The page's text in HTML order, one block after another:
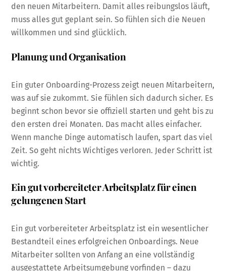
den neuen Mitarbeitern. Damit alles reibungslos läuft,
muss alles gut geplant sein. So fühlen sich die Neuen
willkommen und sind glücklich.
Planung und Organisation
Ein guter Onboarding-Prozess zeigt neuen Mitarbeitern,
was auf sie zukommt. Sie fühlen sich dadurch sicher. Es
beginnt schon bevor sie offiziell starten und geht bis zu
den ersten drei Monaten. Das macht alles einfacher.
Wenn manche Dinge automatisch laufen, spart das viel
Zeit. So geht nichts Wichtiges verloren. Jeder Schritt ist
wichtig.
Ein gut vorbereiteter Arbeitsplatz für einen
gelungenen Start
Ein gut vorbereiteter Arbeitsplatz ist ein wesentlicher
Bestandteil eines erfolgreichen Onboardings. Neue
Mitarbeiter sollten von Anfang an eine vollständig
ausgestattete Arbeitsumgebung vorfinden – dazu